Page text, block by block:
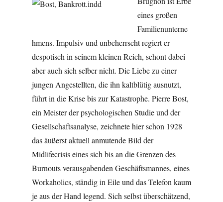
eines großen
Familienunterne
hmens. Impulsiv und unbeherrscht regiert er
despotisch in seinem kleinen Reich, schont dabei
aber auch sich selber nicht. Die Liebe zu einer
jungen Angestellten, die ihn kaltblütig ausnutzt,
führt in die Krise bis zur Katastrophe. Pierre Bost,
ein Meister der psychologischen Studie und der
Gesellschaftsanalyse, zeichnete hier schon 1928
das äußerst aktuell anmutende Bild der
Midlifecrisis eines sich bis an die Grenzen des
Burnouts verausgabenden Geschäftsmannes, eines
Workaholics, ständig in Eile und das Telefon kaum
je aus der Hand legend. Sich selbst überschätzend,